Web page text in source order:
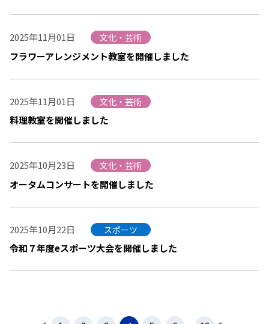
2025年11月01日 文化・芸術
フラワーアレンジメント教室を開催しました
2025年11月01日 文化・芸術
料理教室を開催しました
2025年10月23日 文化・芸術
オータムコンサートを開催しました
2025年10月22日 スポーツ
令和７年度eスポーツ大会を開催しました